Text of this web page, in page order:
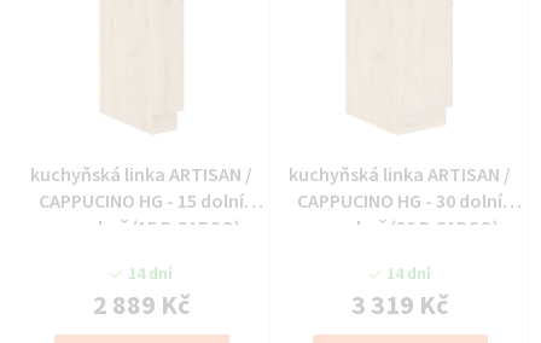
kuchyňská linka ARTISAN /
CAPPUCINO HG - 15 dolní
cargo koš (15 D CARGO)
14 dní
2 889 Kč
kuchyňská linka ARTISAN /
CAPPUCINO HG - 30 dolní
cargo koš (30 D CARGO)
14 dní
3 319 Kč